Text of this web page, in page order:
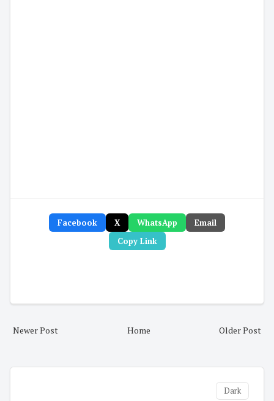
Facebook X WhatsApp
Email
Copy Link
Newer Post Older Post
Home
Dark